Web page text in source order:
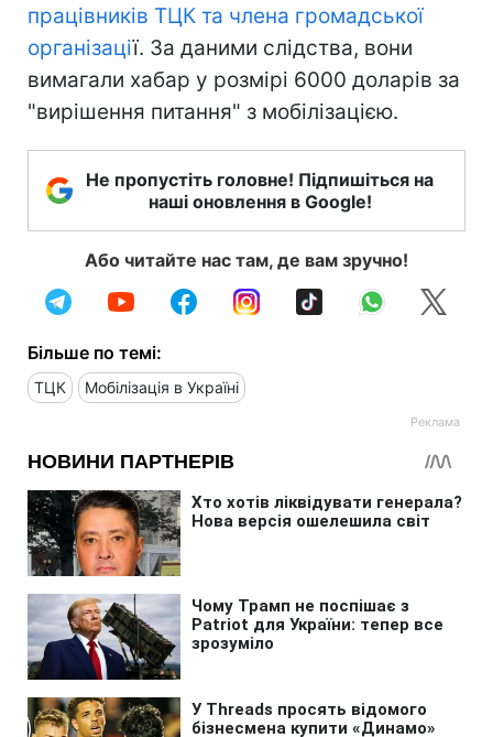
працівників ТЦК та члена громадської
організації. За даними слідства, вони
вимагали хабар у розмірі 6000 доларів за
"вирішення питання" з мобілізацією.
Не пропустіть головне! Підпишіться на
наші оновлення в Google!
Або читайте нас там, де вам зручно!
Більше по темі:
ТЦК Мобілізація в Україні